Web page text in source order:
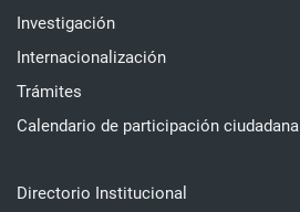
Investigación
Internacionalización
Trámites
Calendario de participación ciudadana
Directorio Institucional